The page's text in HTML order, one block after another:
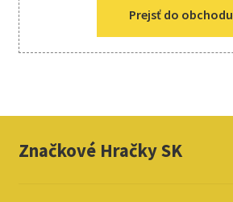
Prejsť do obchodu
Značkové Hračky SK